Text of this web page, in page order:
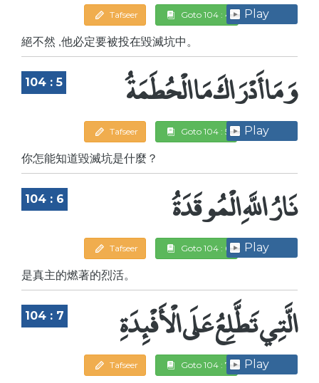
Tafseer Goto 104 : 4 Play
絕不然 ,他必定要被投在毀滅坑中。
104 : 5 وَمَا أَدْرَاكَ مَا الْحُطَمَةُ
Tafseer Goto 104 : 5 Play
你怎能知道毀滅坑是什麼？
104 : 6 نَارُ اللَّهِ الْمُوقَدَةُ
Tafseer Goto 104 : 6 Play
是真主的燃著的烈活。
104 : 7 الَّتِي تَطَّلِعُ عَلَى الْأَفْئِدَةِ
Tafseer Goto 104 : 7 Play